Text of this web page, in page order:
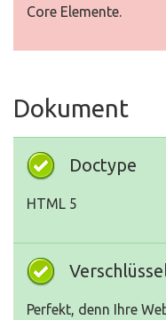
Core Elemente.
Dokument
Doctype
HTML 5
Perfekt, denn Ihre